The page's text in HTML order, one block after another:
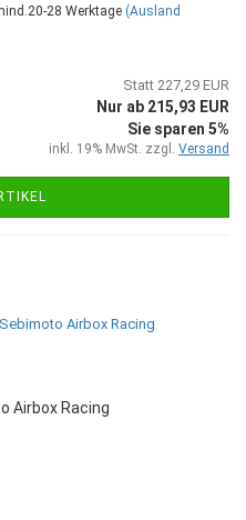
28 Werktage (Ausland
Statt 227,29 EUR
Nur ab 215,93 EUR
Sie sparen 5%
inkl. 19% MwSt. zzgl. Versand
Airbox Racing